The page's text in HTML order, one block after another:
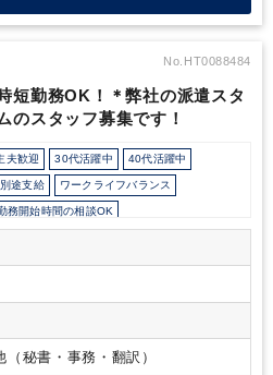
No.HT0088484
短勤務OK！＊弊社の派遣スタ
のスタッフ募集です！
夫歓迎 30代活躍中 40代活躍中
途支給 ワークライフバランス
務開始時間の相談OK
時30分出社OK 駅から徒歩5分以内
OJT 業界知識・専門用語等のOJT
業務） 、 その他（秘書・事務・翻訳）